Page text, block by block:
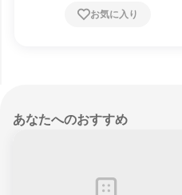
お気に入り
あなたへのおすすめ